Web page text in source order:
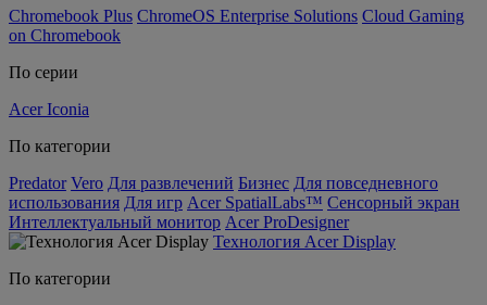
Chromebook Plus ChromeOS Enterprise Solutions Cloud Gaming
on Chromebook
По серии
Acer Iconia
По категории
Predator Vero Для развлечений Бизнес Для повседневного
использования Для игр Acer SpatialLabs™ Сенсорный экран
Интеллектуальный монитор Acer ProDesigner
Технология Acer Display
По категории